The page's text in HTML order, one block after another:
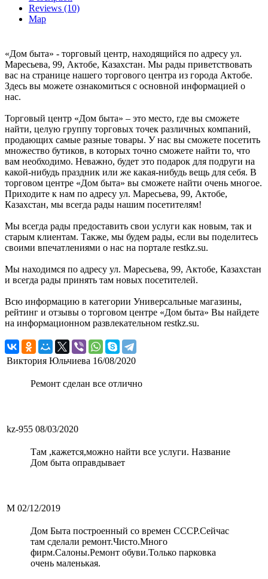
Reviews (10)
Map
«Дом быта» - торговый центр, находящийся по адресу ул.
Маресьева, 99, Актобе, Казахстан. Мы рады приветствовать
вас на странице нашего торгового центра из города Актобе.
Здесь вы можете ознакомиться с основной информацией о
нас.
Торговый центр «Дом быта» – это место, где вы сможете
найти, целую группу торговых точек различных компаний,
продающих самые разные товары. У нас вы сможете посетить
множество бутиков, в которых точно сможете найти то, что
вам необходимо. Неважно, будет это подарок для подруги на
какой-нибудь праздник или же какая-нибудь вещь для себя. В
торговом центре «Дом быта» вы сможете найти очень многое.
Приходите к нам по адресу ул. Маресьева, 99, Актобе,
Казахстан, мы всегда рады нашим посетителям!
Мы всегда рады предоставить свои услуги как новым, так и
старым клиентам. Также, мы будем рады, если вы поделитесь
своими впечатлениями о нас на портале restkz.su.
Мы находимся по адресу ул. Маресьева, 99, Актобе, Казахстан
и всегда рады принять там новых посетителей.
Всю информацию в категории Универсальные магазины,
рейтинг и отзывы о торговом центре «Дом быта» Вы найдете
на информационном развлекательном restkz.su.
Виктория Юльчиева 16/08/2020
Ремонт сделан все отлично
kz-955 08/03/2020
Там ,кажется,можно найти все услуги. Название
Дом быта оправдывает
M 02/12/2019
Дом Быта построенный со времен СССР.Сейчас
там сделали ремонт.Чисто.Много
фирм.Салоны.Ремонт обуви.Только парковка
очень маленькая.